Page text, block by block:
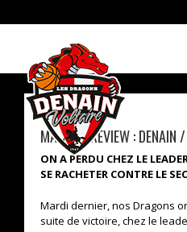
to
MATCH PREVIEW : DENAIN
ON A PERDU CHEZ LE
SE RACHETER CONTRE LE
Mardi dernier, nos Dragons
suite de victoire, chez le